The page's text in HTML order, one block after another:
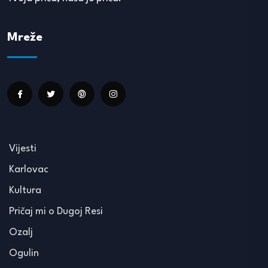
Mreže
Vijesti
Karlovac
Kultura
Pričaj mi o Dugoj Resi
Ozalj
Ogulin